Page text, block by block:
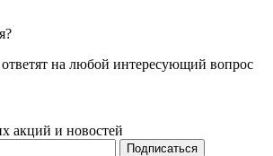
на любой интересующий вопрос
акций и новостей
Подписаться